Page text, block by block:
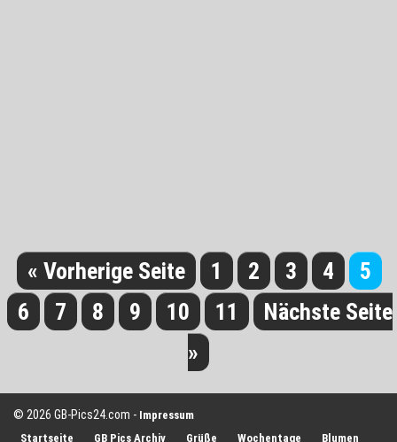
« Vorherige Seite 1 2 3 4
5
6
7 8 9 10 11
Nächste Seite
»
© 2026 GB-Pics24.com - Impressum
Startseite
GB Pics Archiv Grüße Wochentage Blumen